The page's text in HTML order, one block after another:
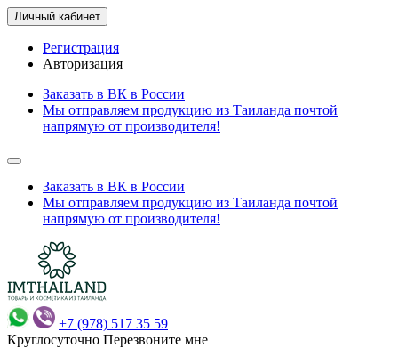
Личный кабинет
Регистрация
Авторизация
Заказать в ВК в России
Мы отправляем продукцию из Таиланда почтой
напрямую от производителя!
Заказать в ВК в России
Мы отправляем продукцию из Таиланда почтой
напрямую от производителя!
+7 (978) 517 35 59
Круглосуточно Перезвоните мне